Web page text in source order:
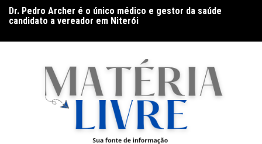
para
conteúdo
Dr. Pedro Archer é o único médico e gestor da saúde
candidato a vereador em Niterói